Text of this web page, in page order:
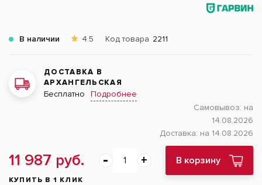
В наличии 4.5 Код товара 2211
ДОСТАВКА В
АРХАНГЕЛЬСКАЯ
Бесплатно
Подробнее
Самовывоз: на
14.08.2026
Доставка: на 14.08.2026
11 987 руб. В корзину
КУПИТЬ В 1 КЛИК